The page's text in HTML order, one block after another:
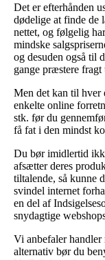
Det er efterhånden
dødelige at finde de
nettet, og følgelig
mindske
og desuden også til
gange præstere fragt
Men det kan til hver
enkelte online
stk. før du
få fat i den mindst
Du bør imidlertid
afsætter deres
tiltalende, så kunne
svindel internet
en del af
snydagtige
Vi anbefaler
alternativ bør du